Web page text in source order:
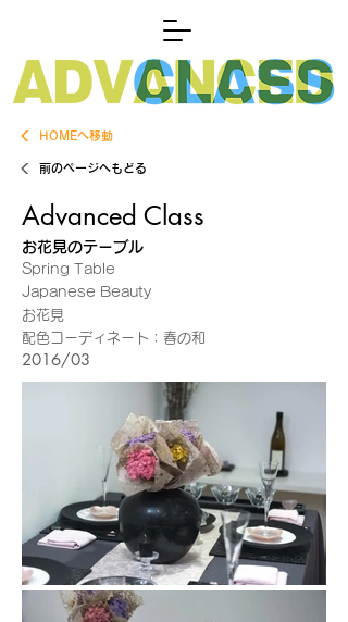
HOMEへ移動
前のページへもどる
Advanced Class
お花見のテーブル
Spring Table
Japanese Beauty
お花見
配色コーディネート：春の和
2016/03